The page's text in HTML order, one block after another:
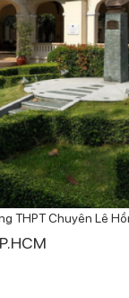
THPT Chuyên Lê